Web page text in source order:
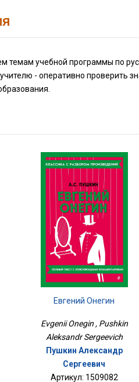
темам учебной программы по
- оперативно проверить
Евгений Онегин
Evgenii Onegin , Pushkin
Aleksandr Sergeevich
Пушкин Александр
Сергеевич
Артикул: 1509082